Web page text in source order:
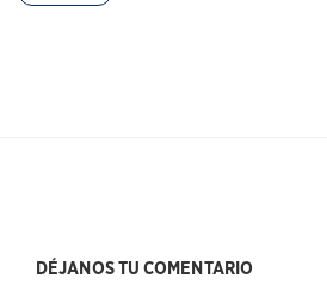
DÉJANOS TU COMENTARIO